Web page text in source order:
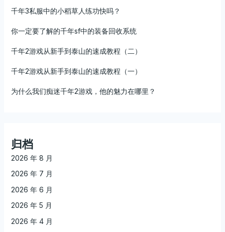
千年3私服中的小稻草人练功快吗？
你一定要了解的千年sf中的装备回收系统
千年2游戏从新手到泰山的速成教程（二）
千年2游戏从新手到泰山的速成教程（一）
为什么我们痴迷千年2游戏，他的魅力在哪里？
归档
2026 年 8 月
2026 年 7 月
2026 年 6 月
2026 年 5 月
2026 年 4 月